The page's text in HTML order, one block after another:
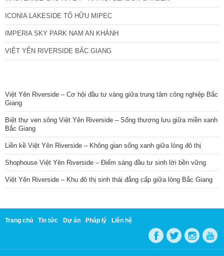
ICONIA LAKESIDE TỐ HỮU MIPEC
IMPERIA SKY PARK NAM AN KHÁNH
VIỆT YÊN RIVERSIDE BẮC GIANG
Việt Yên Riverside – Cơ hội đầu tư vàng giữa trung tâm công nghiệp Bắc
Giang
Biệt thự ven sông Việt Yên Riverside – Sống thượng lưu giữa miền xanh
Bắc Giang
Liền kề Việt Yên Riverside – Không gian sống xanh giữa lòng đô thị
Shophouse Việt Yên Riverside – Điểm sáng đầu tư sinh lời bền vững
Việt Yên Riverside – Khu đô thị sinh thái đẳng cấp giữa lòng Bắc Giang
Trang chủ Tin tức Dự án Pháp lý Liên hệ